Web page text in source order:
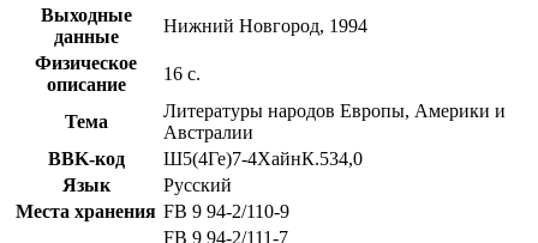
Выходные
данные
Нижний Новгород, 1994
Физическое
описание
16 с.
Тема
Литературы народов Европы, Америки и
Австралии
BBK-код
Ш5(4Ге)7-4ХайнК.534,0
Язык
Русский
Места хранения FB 9 94-2/110-9
FB 9 94-2/111-7